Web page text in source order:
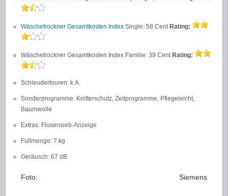
Wäschetrockner Gesamtkosten Index Single: 58 Cent Rating:
Wäschetrockner Gesamtkosten Index Familie: 39 Cent Rating:
Schleudertouren: k.A.
Sonderprogramme: Knitterschutz, Zeitprogramme, Pflegeleicht,
Baumwolle
Extras: Flusensieb-Anzeige
Füllmenge: 7 kg
Geräusch: 67 dB
Foto: Siemens